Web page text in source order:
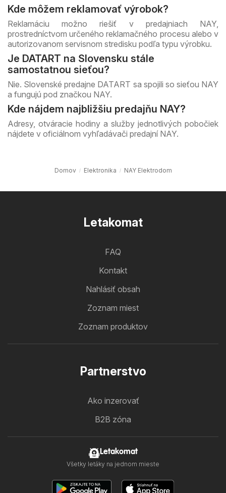
Kde môžem reklamovať výrobok?
Reklamáciu možno riešiť v predajniach NAY,
prostredníctvom určeného reklamačného procesu alebo v
autorizovanom servisnom stredisku podľa typu výrobku.
Je DATART na Slovensku stále
samostatnou sieťou?
Nie. Slovenské predajne DATART sa spojili so sieťou NAY
a fungujú pod značkou NAY.
Kde nájdem najbližšiu predajňu NAY?
Adresy, otváracie hodiny a služby jednotlivých pobočiek
nájdete v oficiálnom vyhľadávači predajní NAY.
Domov Elektronika NAY Elektrodom
Letakomat
FAQ
Kontakt
Nahlásiť obsah
Zoznam miest
Zoznam produktov
Partnerstvo
Ako inzerovať
B2B zóna
Letakomat
Všetky letáky na jednom mieste